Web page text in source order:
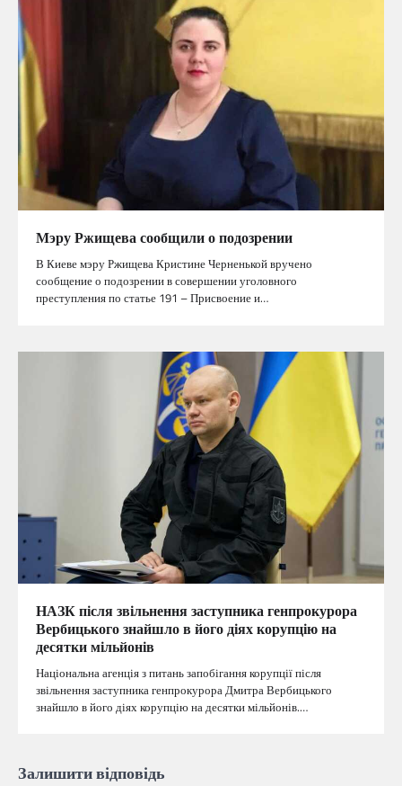
Мэру Ржищева сообщили о подозрении
В Киеве мэру Ржищева Кристине Черненькой вручено
сообщение о подозрении в совершении уголовного
преступления по статье 191 – Присвоение и…
НАЗК після звільнення заступника генпрокурора
Вербицького знайшло в його діях корупцію на
десятки мільйонів
Національна агенція з питань запобігання корупції після
звільнення заступника генпрокурора Дмитра Вербицького
знайшло в його діях корупцію на десятки мільйонів.…
Залишити відповідь